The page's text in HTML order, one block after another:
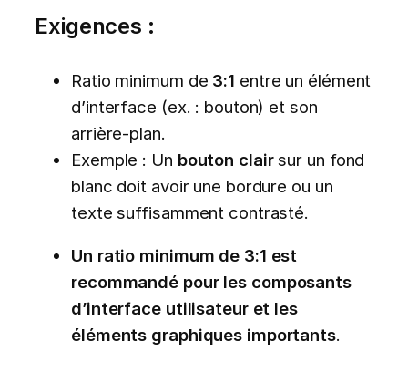
Exigences :
Ratio minimum de 3:1 entre un élément
d’interface (ex. : bouton) et son
arrière-plan.
Exemple : Un bouton clairsur un fond
blanc doit avoir une bordure ou un
texte suffisamment contrasté.
Un ratio minimum de 3:1 est
recommandé pour les composants
d’interface utilisateur et les
éléments graphiques importants.